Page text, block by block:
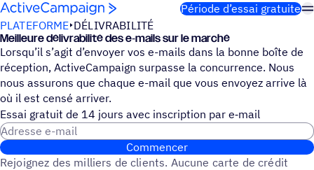
Passer au contenu
Période d’essai gratuite
PLATEFORME DÉLIVRABILITÉ
Meilleure déli­vra­bi­lité des e‑mails sur le marché
Lorsqu’il s’agit d’envoyer vos e-mails dans la bonne boîte de
réception, ActiveCampaign surpasse la concurrence. Nous
nous assurons que chaque e-mail que vous envoyez arrive là
où il est censé arriver.
Essai gratuit de 14 jours avec inscrip­tion par e‑mail
Adresse e-mail
Commencer
Rejoignez des milliers de clients. Aucune carte de crédit